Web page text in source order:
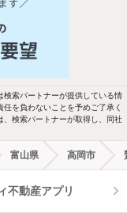
以上
洗面台
市ガス
トロック
検索パートナーが提供している情
を負わないことを予めご了承く
検索パートナーが取得し、同社
富山県 高岡市
不動産アプリ